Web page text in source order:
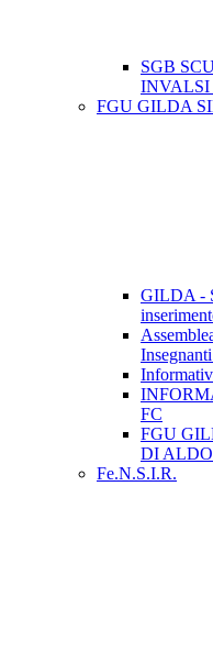
SGB
INVALSI
FGU GILDA
GILDA -
FC
FGU
DI
Fe.N.S.I.R.